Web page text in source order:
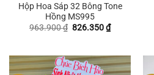
Hộp Hoa Sáp 32 Bông Tone
Hồng MS995
963.900₫ Giá
826.350₫Giá
hiện
826.350 ₫.